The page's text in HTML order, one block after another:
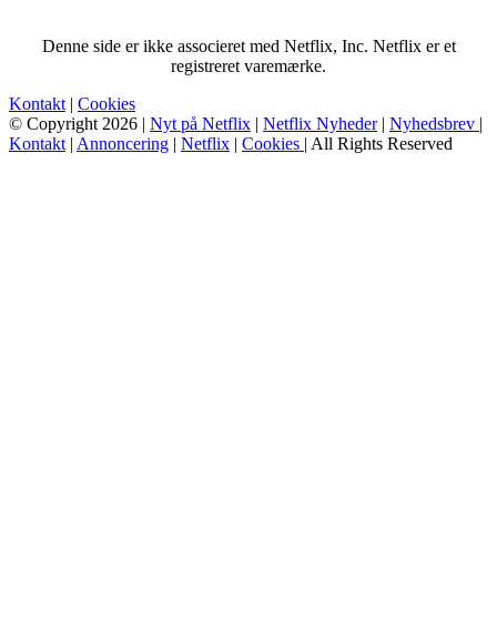
Denne side er ikke associeret med Netflix, Inc. Netflix er et
registreret varemærke.
Kontakt | Cookies
© Copyright 2026 | Nyt på Netflix | Netflix Nyheder| Nyhedsbrev |
Kontakt | Annoncering | Netflix | Cookies | All Rights Reserved